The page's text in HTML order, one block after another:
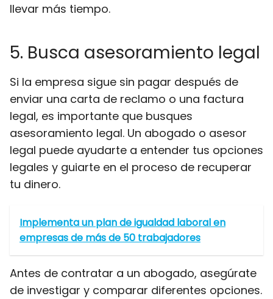
llevar más tiempo.
5. Busca asesoramiento legal
Si la empresa sigue sin pagar después de
enviar una carta de reclamo o una factura
legal, es importante que busques
asesoramiento legal. Un abogado o asesor
legal puede ayudarte a entender tus opciones
legales y guiarte en el proceso de recuperar
tu dinero.
Implementa un plan de igualdad laboral en
empresas de más de 50 trabajadores
Antes de contratar a un abogado, asegúrate
de investigar y comparar diferentes opciones.